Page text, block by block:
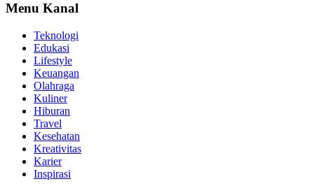
Menu Kanal
Teknologi
Edukasi
Lifestyle
Keuangan
Olahraga
Kuliner
Hiburan
Travel
Kesehatan
Kreativitas
Karier
Inspirasi